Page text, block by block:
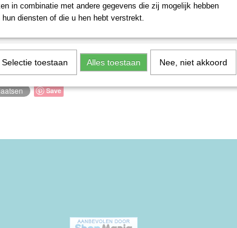
2 X Sw/ Lw/ Mw/And Fm
Save
in combinatie met andere gegevens die zij mogelijk hebben
diensten of die u hen hebt verstrekt.
Selectie toestaan Alles toestaan Nee, niet akkoord